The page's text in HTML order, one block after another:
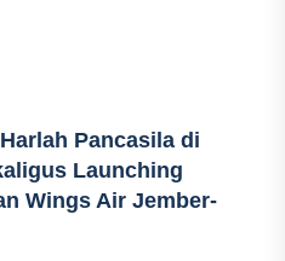
Pancasila di
Launching
Wings Air Jember-